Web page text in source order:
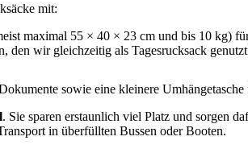
mit:
maximal 55 × 40 × 23 cm und bis 10 kg)
wir gleichzeitig als Tagesrucksack genutzt
sowie eine kleinere
. Sie sparen erstaunlich viel Platz und sorgen
in überfüllten Bussen oder Booten.